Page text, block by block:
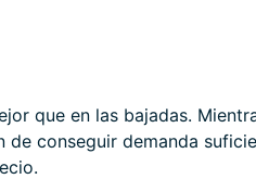
que en las bajadas.
conseguir demanda